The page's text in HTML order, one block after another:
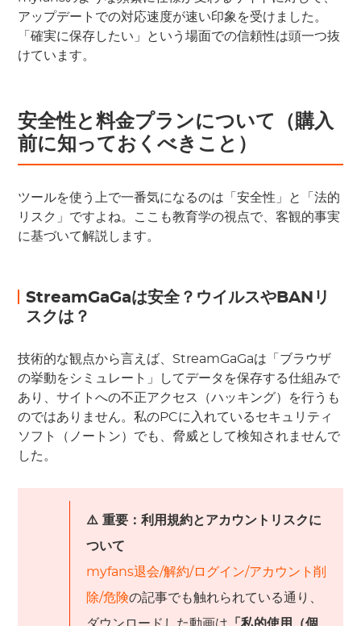
アップデートでの対応速度が速い印象を受けました。
「確実に保存したい」という場面での信頼性は頭一つ抜
けています。
安全性と料金プランについて（購入
前に知っておくべきこと）
ツールを使う上で一番気になるのは「安全性」と「法的
リスク」ですよね。ここも教育学の視点で、客観的事実
に基づいて解説します。
StreamGaGaは安全？ウイルスやBANリ
スクは？
技術的な観点から言えば、StreamGaGaは「ブラウザ
の挙動をシミュレート」してデータを保存する仕組みで
あり、サイトへの不正アクセス（ハッキング）を行うも
のではありません。私のPCに入れているセキュリティ
ソフト（ノートン）でも、脅威として検知されませんで
した。
⚠️ 重要：利用規約とアカウントリスクに
ついて
myfans退会/解約/ログイン/アカウント削
除/危険の記事でも触れられている通り、